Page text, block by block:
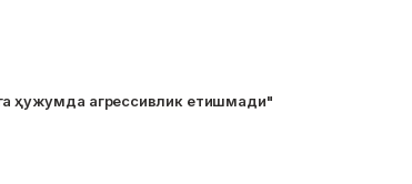
ҳужумда агрессивлик етишмади"